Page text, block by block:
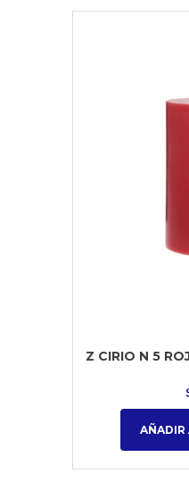
Z CIRIO N 5
AÑADIR